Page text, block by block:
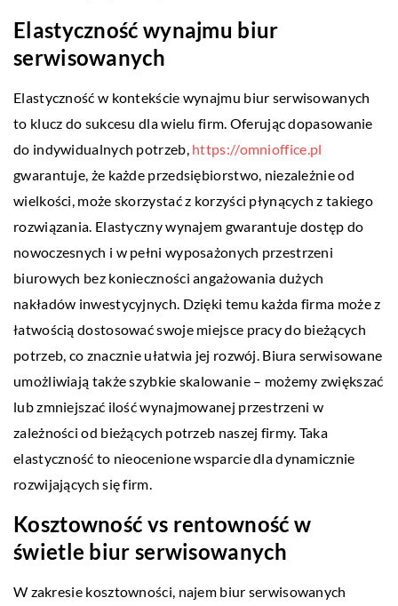
Elastyczność wynajmu biur
serwisowanych
Elastyczność w kontekście wynajmu biur serwisowanych
to klucz do sukcesu dla wielu firm. Oferując dopasowanie
do indywidualnych potrzeb, https://omnioffice.pl
gwarantuje, że każde przedsiębiorstwo, niezależnie od
wielkości, może skorzystać z korzyści płynących z takiego
rozwiązania. Elastyczny wynajem gwarantuje dostęp do
nowoczesnych i w pełni wyposażonych przestrzeni
biurowych bez konieczności angażowania dużych
nakładów inwestycyjnych. Dzięki temu każda firma może z
łatwością dostosować swoje miejsce pracy do bieżących
potrzeb, co znacznie ułatwia jej rozwój. Biura serwisowane
umożliwiają także szybkie skalowanie – możemy zwiększać
lub zmniejszać ilość wynajmowanej przestrzeni w
zależności od bieżących potrzeb naszej firmy. Taka
elastyczność to nieocenione wsparcie dla dynamicznie
rozwijających się firm.
Kosztowność vs rentowność w
świetle biur serwisowanych
W zakresie kosztowności, najem biur serwisowanych